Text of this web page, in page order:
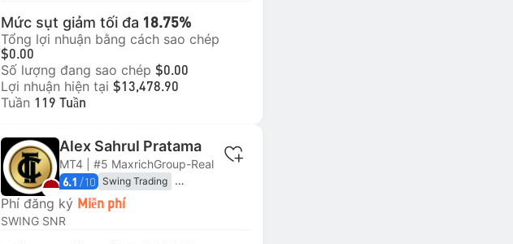
Mức sụt giảm tối đa 18.75%
Tổng lợi nhuận bằng cách sao chép
$0.00
Số lượng đang sao chép $0.00
Lợi nhuận hiện tại $13,478.90
Tuần 119 Tuần
Alex Sahrul Pratama
MT4 | #5 MaxrichGroup-Real
6.1 /10
Swing Trading
Breakout Trading
Phí đăng ký Miễn phí
SWING SNR